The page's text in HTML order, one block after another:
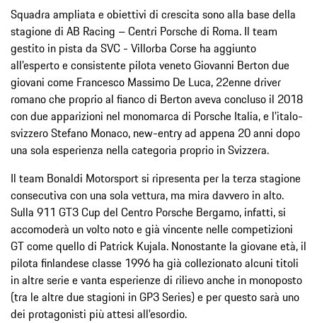
Squadra ampliata e obiettivi di crescita sono alla base della
stagione di AB Racing – Centri Porsche di Roma. Il team
gestito in pista da SVC - Villorba Corse ha aggiunto
all'esperto e consistente pilota veneto Giovanni Berton due
giovani come Francesco Massimo De Luca, 22enne driver
romano che proprio al fianco di Berton aveva concluso il 2018
con due apparizioni nel monomarca di Porsche Italia, e l'italo-
svizzero Stefano Monaco, new-entry ad appena 20 anni dopo
una sola esperienza nella categoria proprio in Svizzera.
Il team Bonaldi Motorsport si ripresenta per la terza stagione
consecutiva con una sola vettura, ma mira davvero in alto.
Sulla 911 GT3 Cup del Centro Porsche Bergamo, infatti, si
accomoderà un volto noto e già vincente nelle competizioni
GT come quello di Patrick Kujala. Nonostante la giovane età, il
pilota finlandese classe 1996 ha già collezionato alcuni titoli
in altre serie e vanta esperienze di rilievo anche in monoposto
(tra le altre due stagioni in GP3 Series) e per questo sarà uno
dei protagonisti più attesi all'esordio.